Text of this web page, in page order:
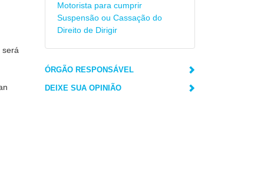
será
Motorista para cumprir
Suspensão ou Cassação do
Direito de Dirigir
ÓRGÃO RESPONSÁVEL
DEIXE SUA OPINIÃO